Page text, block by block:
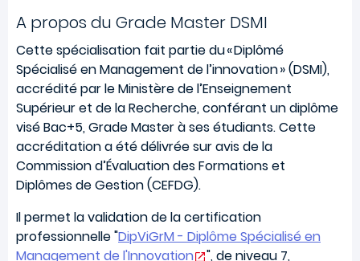
A propos du Grade Master DSMI
Cette spécialisation fait partie du « Diplômé
Spécialisé en Management de l’innovation » (DSMI),
accrédité par le Ministère de l’Enseignement
Supérieur et de la Recherche, conférant un diplôme
visé Bac+5, Grade Master à ses étudiants. Cette
accréditation a été délivrée sur avis de la
Commission d’Évaluation des Formations et
Diplômes de Gestion (CEFDG).
Il permet la validation de la certification
professionnelle "DipViGrM - Diplôme Spécialisé en
Management de l'Innovation
", de niveau 7,